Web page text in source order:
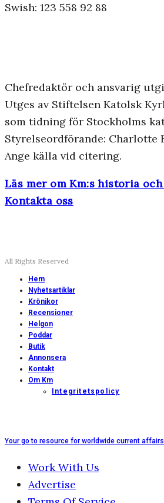
Swish: 123 558 92 88
Chefredaktör och ansvarig
Utges av Stiftelsen Katolsk
som tidning för Stockholms
Styrelseordförande: Charlotte
Ange källa vid citering.
Läs mer om Km:s historia
Kontakta oss
All Rights Reserved
Hem
Nyhetsartiklar
Krönikor
Recensioner
Helgon
Poddar
Butik
Annonsera
Kontakt
Om Km
Integritetspolicy
Your go to resource for worldwide current
Work With Us
Advertise